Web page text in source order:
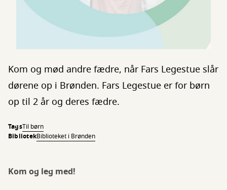
Kom og mød andre fædre, når Fars Legestue slår
dørene op i Brønden. Fars Legestue er for børn
op til 2 år og deres fædre.
TagsTil børn
BibliotekBiblioteket i Brønden
Kom og leg med!